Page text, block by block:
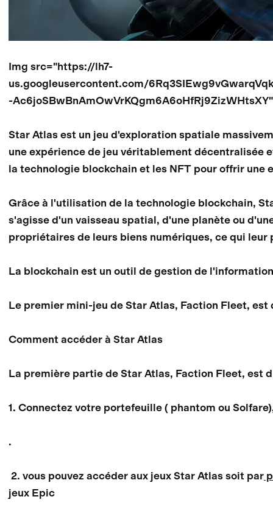
Img src="https://lh7-
us.googleusercontent.com/
-
Star Atlas est un jeu d'exploration spatiale
une expérience de jeu véritablement décentralisée
la technologie blockchain et les NFT pour offrir
Grâce à l'utilisation de la technologie blockchain,
s'agisse d'un vaisseau spatial, d'une planète ou
propriétaires de leurs biens numériques, ce qui
La blockchain est un outil de gestion de
Le premier mini-jeu de Star Atlas, Faction Fleet,
Comment accéder à Star Atlas
La première partie de Star Atlas, Faction Fleet, est
1. Connectez votre portefeuille ( phantom ou
.
2. vous pouvez accéder aux jeux Star Atlas soit par
jeux Epic